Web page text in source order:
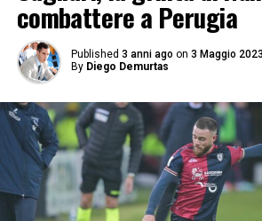
combattere a Perugia
Published 3 anni ago on 3 Maggio 2023
By Diego Demurtas